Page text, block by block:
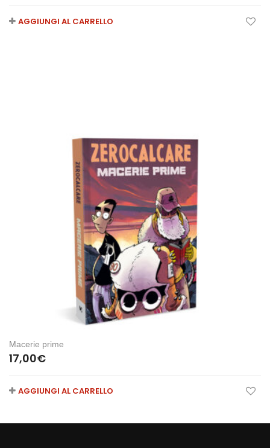
AGGIUNGI AL CARRELLO
Macerie prime
17,00€
AGGIUNGI AL CARRELLO